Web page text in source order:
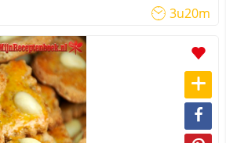
3u20m